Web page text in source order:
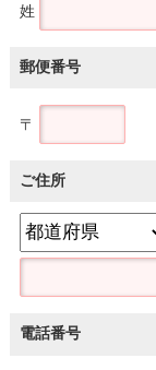
姓
郵便番号
〒
ご住所
電話番号